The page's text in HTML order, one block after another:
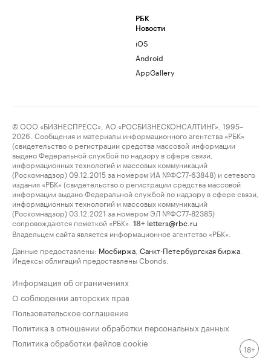
РБК
Новости
iOS
Android
AppGallery
© ООО «БИЗНЕСПРЕСС», АО «РОСБИЗНЕСКОНСАЛТИНГ», 1995–
2026. Сообщения и материалы информационного агентства «РБК»
(свидетельство о регистрации средства массовой информации
выдано Федеральной службой по надзору в сфере связи,
информационных технологий и массовых коммуникаций
(Роскомнадзор) 09.12.2015 за номером ИА №ФС77-63848) и сетевого
издания «РБК» (свидетельство о регистрации средства массовой
информации выдано Федеральной службой по надзору в сфере связи,
информационных технологий и массовых коммуникаций
(Роскомнадзор) 03.12.2021 за номером ЭЛ №ФС77-82385)
сопровождаются пометкой «РБК».
18+ letters@rbc.ru
Владельцем сайта является информационное агентство «РБК».
Данные предоставлены: Мосбиржа Санкт-Петербургская биржа
Индексы облигаций предоставлены Cbonds.
Информация об ограничениях
О соблюдении авторских прав
Пользовательское соглашение
Политика в отношении обработки персональных данных
Политика обработки файлов cookie
18+